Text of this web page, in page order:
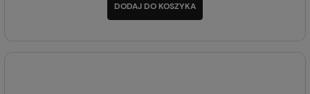
DODAJ DO KOSZYKA